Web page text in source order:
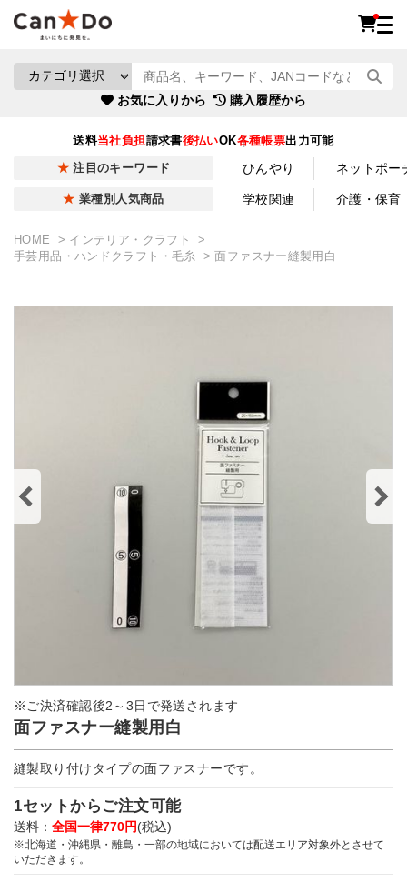
お気に入りから 購入履歴から
送料当社負担請求書後払いOK各種帳票出力可能
注目のキーワード ひんやり ネットポー
業種別人気商品 学校関連 介護・保育
HOME
インテリア・クラフト
手芸用品・ハンドクラフト・毛糸
面ファスナー縫製用白
※ご決済確認後2～3日で発送されます
面ファスナー縫製用白
縫製取り付けタイプの面ファスナーです。
1セットからご注文可能
送料： 全国一律770円(税込)
※北海道・沖縄県・離島・一部の地域においては配送エリア対象外とさせて
いただきます。